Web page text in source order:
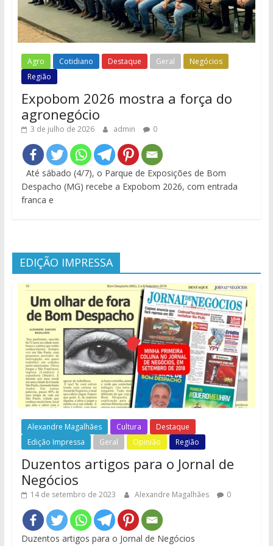
Agro Cotidiano Destaque Geral
Negócios
Região
Expobom 2026 mostra a força do
agronegócio
3 de julho de 2026 admin 0
Até sábado (4/7), o Parque de Exposições de Bom
Despacho (MG) recebe a Expobom 2026, com entrada
franca e
EDIÇÃO IMPRESSA
Alexandre Magalhães Cultura
Destaque
Edição Impressa
Geral Opinião Região
Duzentos artigos para o Jornal de
Negócios
14 de setembro de 2023 Alexandre Magalhães 0
Duzentos artigos para o Jornal de Negócios